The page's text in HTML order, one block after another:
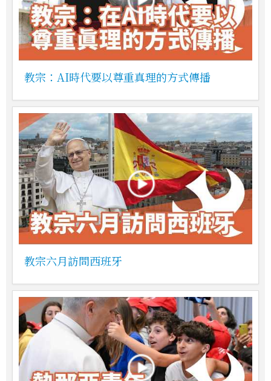
教宗：AI時代要以尊重真理的方式傳播
教宗六月訪問西班牙